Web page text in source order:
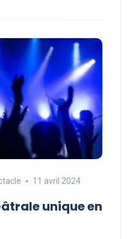
11 avril 2024
unique en